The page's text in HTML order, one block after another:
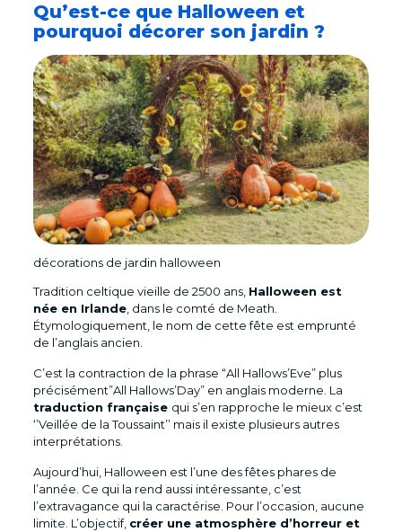
Qu’est-ce que Halloween et
pourquoi décorer son jardin ?
décorations de jardin halloween
Tradition celtique vieille de 2500 ans, Halloween est
née en Irlande, dans le comté de Meath.
Étymologiquement, le nom de cette fête est emprunté
de l’anglais ancien.
C’est la contraction de la phrase “All Hallows’Eve” plus
précisément”All Hallows’Day” en anglais moderne. La
traduction française qui s’en rapproche le mieux c’est
‘’Veillée de la Toussaint’’ mais il existe plusieurs autres
interprétations.
Aujourd’hui, Halloween est l’une des fêtes phares de
l’année. Ce qui la rend aussi intéressante, c’est
l’extravagance qui la caractérise. Pour l’occasion, aucune
limite. L’objectif, créer une atmosphère d’horreur et